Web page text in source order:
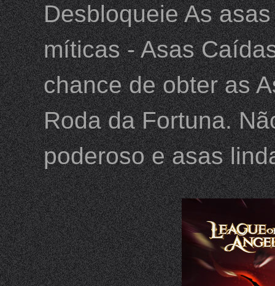
Desbloqueie As
míticas - Asas
chance de obter as
Roda da Fortuna.
poderoso e asas